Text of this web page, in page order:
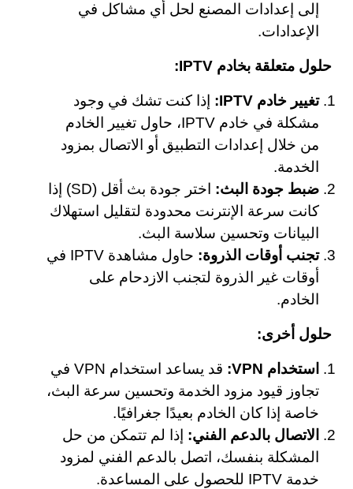
إلى إعدادات المصنع لحل أي مشاكل في
الإعدادات.
حلول متعلقة بخادم IPTV:
تغيير خادم IPTV:
إذا كنت تشك في وجود
مشكلة في خادم IPTV، حاول تغيير الخادم
من خلال إعدادات التطبيق أو الاتصال بمزود
الخدمة.
ضبط جودة البث:
اختر جودة بث أقل (SD) إذا
كانت سرعة الإنترنت محدودة لتقليل استهلاك
البيانات وتحسين سلاسة البث.
تجنب أوقات الذروة:
حاول مشاهدة IPTV في
أوقات غير الذروة لتجنب الازدحام على
الخادم.
حلول أخرى:
استخدام VPN:
قد يساعد استخدام VPN في
تجاوز قيود مزود الخدمة وتحسين سرعة البث،
خاصة إذا كان الخادم بعيدًا جغرافيًا.
الاتصال بالدعم الفني: إذا لم تتمكن من حل
المشكلة بنفسك، اتصل بالدعم الفني لمزود
خدمة IPTV للحصول على المساعدة.